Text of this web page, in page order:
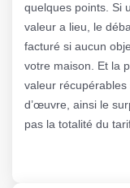
quelques points. Si
valeur a lieu, le
facturé si aucun
votre maison. Et la
valeur
d’œuvre, ainsi le
pas la totalité du